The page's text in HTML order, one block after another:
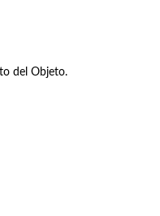
del Objeto.